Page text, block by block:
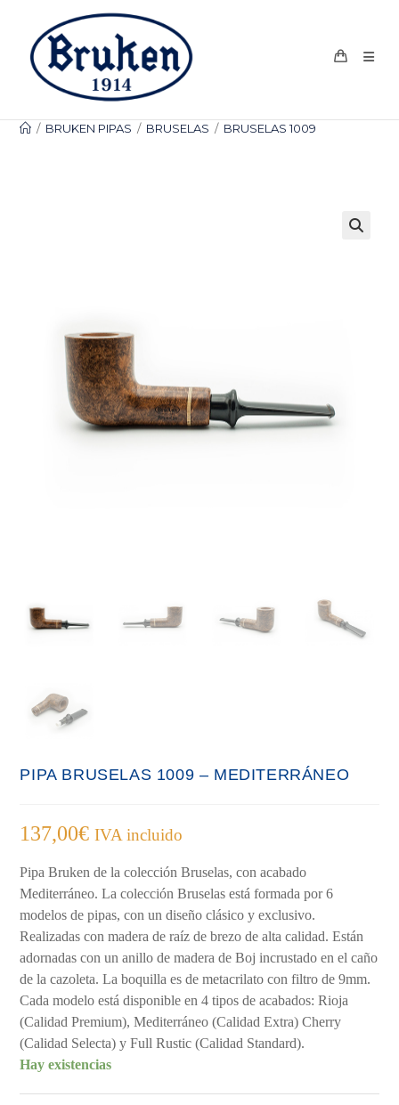
contenido
/ BRUKEN PIPAS / BRUSELAS / BRUSELAS 1009
PIPA BRUSELAS 1009 – MEDITERRÁNEO
137,00€ IVA incluido
Pipa Bruken de la colección Bruselas, con acabado
Mediterráneo. La colección Bruselas está formada por 6
modelos de pipas, con un diseño clásico y exclusivo.
Realizadas con madera de raíz de brezo de alta calidad. Están
adornadas con un anillo de madera de Boj incrustado en el caño
de la cazoleta. La boquilla es de metacrilato con filtro de 9mm.
Cada modelo está disponible en 4 tipos de acabados: Rioja
(Calidad Premium), Mediterráneo (Calidad Extra) Cherry
(Calidad Selecta) y Full Rustic (Calidad Standard).
Hay existencias